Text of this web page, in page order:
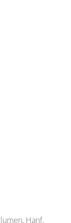
Hanf,